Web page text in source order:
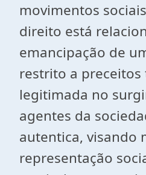
movimentos
direito está
emancipação de
restrito a
legitimada no
agentes da
autentica, visando
representação